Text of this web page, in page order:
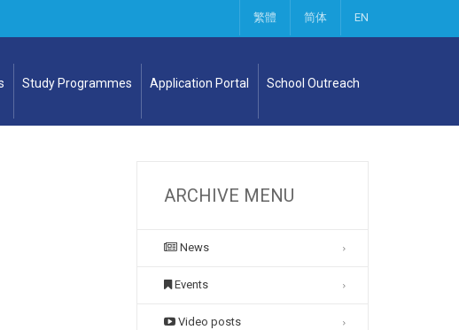
繁體 简体 EN
Study Programmes Application Portal School Outreach
ARCHIVE MENU
News
Events
Video posts